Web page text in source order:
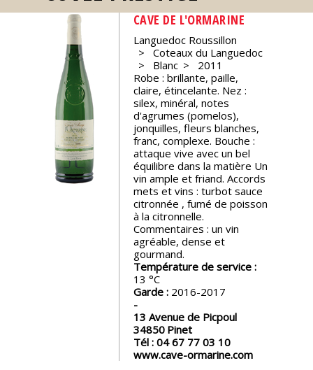
une
Reportages
Nos
événements
Spiritueux
Notes
CAVE DE L'ORMARINE
Languedoc Roussillon
Coteaux du Languedoc
Blanc
2011
Robe : brillante, paille,
claire, étincelante. Nez :
silex, minéral, notes
d'agrumes (pomelos),
jonquilles, fleurs blanches,
franc, complexe. Bouche :
attaque vive avec un bel
équilibre dans la matière Un
vin ample et friand. Accords
mets et vins : turbot sauce
citronnée , fumé de poisson
à la citronnelle.
Commentaires : un vin
agréable, dense et
gourmand.
Température de service :
13
Garde : 2016-2017
13 Avenue de Picpoul
34850 Pinet
Tél : 04 67 77 03 10
www.cave-ormarine.com